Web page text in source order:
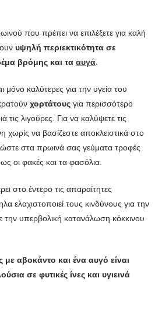
που πρέπει να επιλέξετε για καλή
υψηλή περιεκτικότητα σε
βρόμης και τα αυγά
μόνο καλύτερες για την υγεία του
χορτάτους για περισσότερο
τις λιγούρες. Για να καλύψετε τις
χωρίς να βασίζεστε αποκλειστικά στο
στα πρωινά σας γεύματα τροφές
οι φακές και τα φασόλια.
στο έντερο τις απαραίτητες
ελαχιστοποιεί τους κινδύνους για την
την υπερβολική κατανάλωση κόκκινου
με αβοκάντο και ένα αυγό είναι
σε φυτικές ίνες και υγιεινά